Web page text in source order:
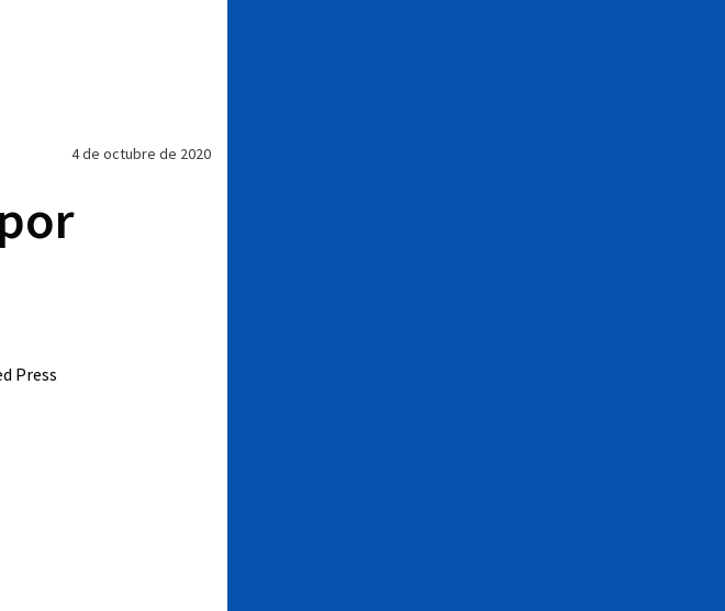
4 de octubre de 2020
Press